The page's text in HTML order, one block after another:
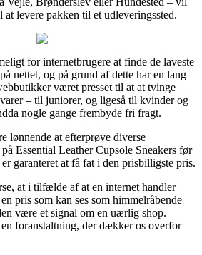
levere pakken til et udleveringssted.
for internetbrugere at finde de laveste
nettet, og på grund af dette har en lang
været presset til at at tvinge
– til juniorer, og ligeså til kvinder og
nogle gange frembyde fri fragt.
lønnende at efterprøve diverse
Essential Leather Cupsole Sneakers før
garanteret at få fat i den prisbilligste pris.
at i tilfælde af at en internet handler
pris som kan ses som himmelråbende
være et signal om en uærlig shop.
foranstaltning, der dækker os overfor